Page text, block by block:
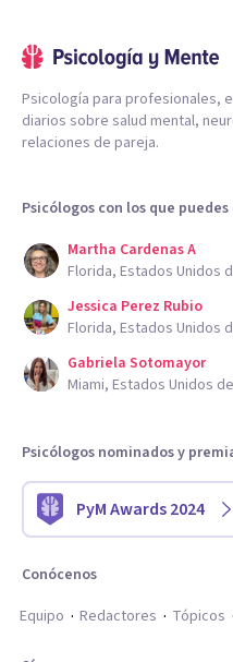
Psicología para profesionales,
diarios sobre salud mental,
relaciones de pareja.
Psicólogos con los que
Martha Cardenas A
Florida, Estados Unidos
Jessica Perez Rubio
Florida, Estados Unidos
Gabriela Sotomayor
Miami, Estados Unidos
Psicólogos nominados y
PyM Awards 2024
Conócenos
Equipo
Redactores Tópicos